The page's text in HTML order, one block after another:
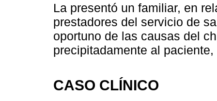
La presentó un familiar, en
prestadores del servicio de
oportuno de las causas del
precipitadamente al
CASO CLÍNICO